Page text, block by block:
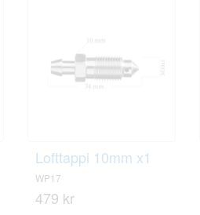
Lofttappi 10mm x1
WP17
479 kr